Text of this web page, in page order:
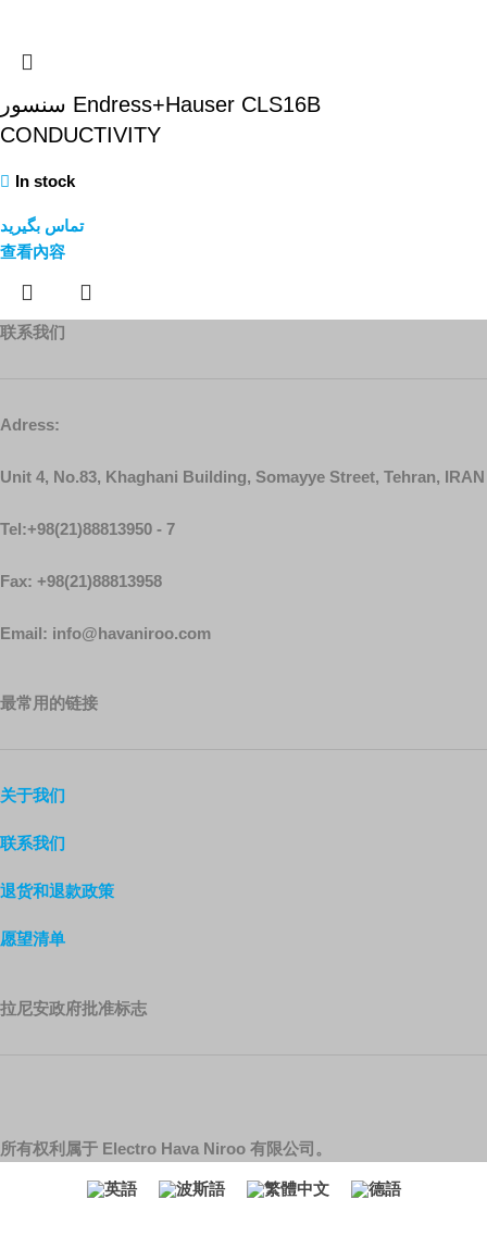
سنسور Endress+Hauser CLS16B
CONDUCTIVITY
In stock
تماس بگیرید
查看內容
联系我们
Adress:
Unit 4, No.83, Khaghani Building, Somayye Street, Tehran, IRAN
Tel:+98(21)88813950 - 7
Fax: +98(21)88813958
Email: info@havaniroo.com
最常用的链接
关于我们
联系我们
退货和退款政策
愿望清单
拉尼安政府批准标志
所有权利属于 Electro Hava Niroo 有限公司。